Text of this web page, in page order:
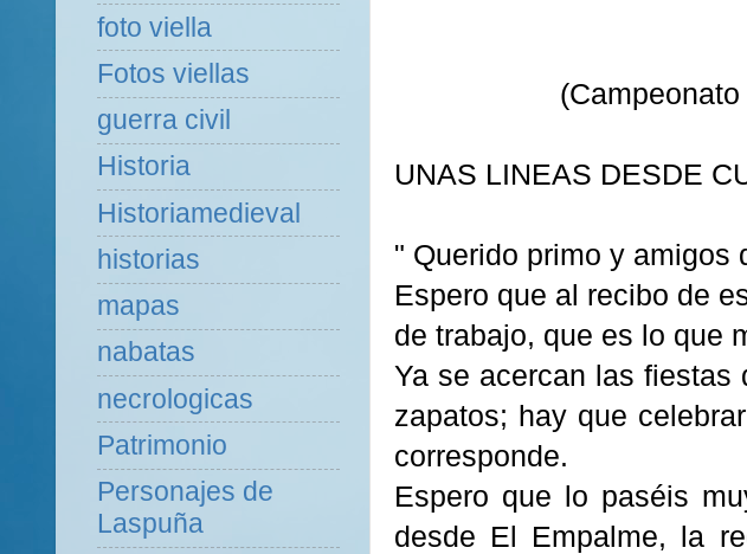
UNAS LINEAS DESDE
" Querido primo y amigos
Espero que al recibo de
de trabajo, que es lo que
Ya se acercan las fiestas
zapatos; hay que
corresponde.
Espero que lo paséis
desde El Empalme, la
foto viella
Fotos viellas
guerra civil
Historia
Historiamedieval
historias
mapas
nabatas
necrologicas
Patrimonio
Personajes de
Laspuña